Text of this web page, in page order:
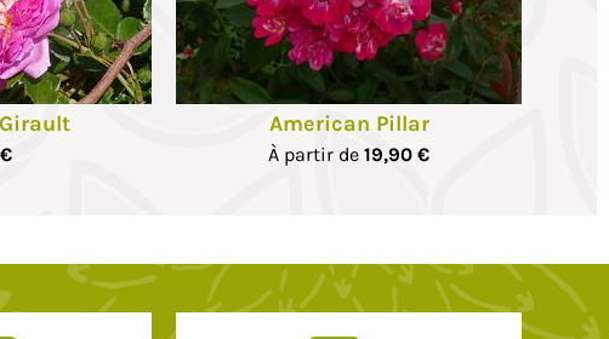
American Pillar
À partir de 19,90 €